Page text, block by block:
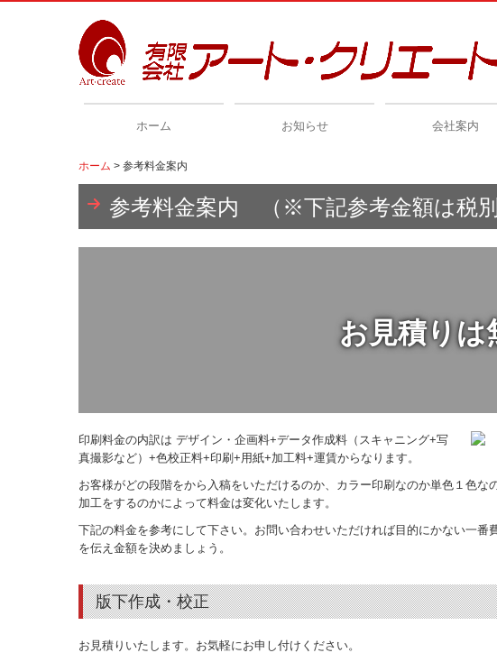
ホーム お知らせ 会社案内
ホーム 参考料金案内
参考料金案内 （※下記参考金額は税別
お見積りは
印刷料金の内訳は デザイン・企画料+データ作成料（スキャニング+写
真撮影など）+色校正料+印刷+用紙+加工料+運賃からなります。
お客様がどの段階をから入稿をいただけるのか、カラー印刷なのか単色１色
加工をするのかによって料金は変化いたします。
下記の料金を参考にして下さい。お問い合わせいただければ目的にかない一
を伝え金額を決めましょう。
版下作成・校正
お見積りいたします。お気軽にお申し付けください。